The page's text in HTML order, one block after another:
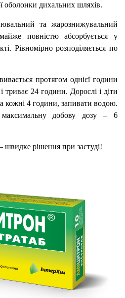
оболонки дихальних шляхів.
та жарознижувальний
повністю абсорбується у
Рівномірно розподіляється по
протягом однієї години
триває 24 години. Дорослі і діти
кожні 4 години, запивати водою.
добову дозу – 6
швидке рішення при застуді!